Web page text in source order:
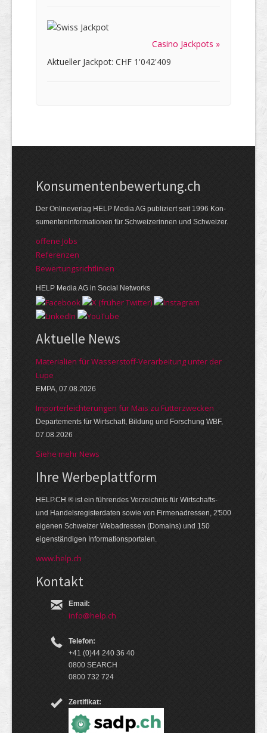
Casino Jackpots »
Aktueller Jackpot: CHF 1'042'409
Kon­su­menten­be­wer­tung.ch
Der Online­verlag HELP Media AG publi­ziert seit 1996 Kon­
su­menten­infor­mationen für Schwei­zerinnen und Schweizer.
offene Jobs
Referenzen
Bewer­tungs­richt­linien
HELP Media AG in Social Networks
Aktuelle News
Materialien für Wasserstoff-Verarbeitung unter der
Lupe
EMPA, 07.08.2026
Importerleichterungen für Mais zu Futterzwecken
Departements für Wirtschaft, Bildung und Forschung WBF,
07.08.2026
Siehe mehr News
Ihre Werbe­platt­form
HELP.CH ® ist ein führendes Ver­zeich­nis für Wirt­schafts-
und Handels­register­daten so­wie von Firmen­adressen, 2'500
eige­nen Schweizer Web­adressen (Domains) und 150
eigen­ständigen Infor­mations­por­talen.
www.help.ch
Kontakt
Email:
info@help.ch
Telefon:
+41 (0)44 240 36 40
0800 SEARCH
0800 732 724
Zertifikat: